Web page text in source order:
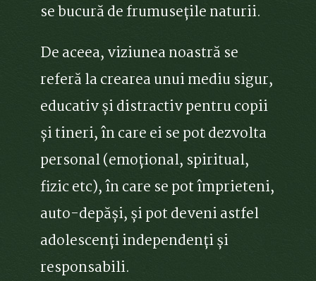
se bucură de frumusețile naturii.
De aceea, viziunea noastră se
referă la crearea unui mediu sigur,
educativ și distractiv pentru copii
și tineri, în care ei se pot dezvolta
personal (emoțional, spiritual,
fizic etc), în care se pot împrieteni,
auto-depăși, și pot deveni astfel
adolescenți independenți și
responsabili.